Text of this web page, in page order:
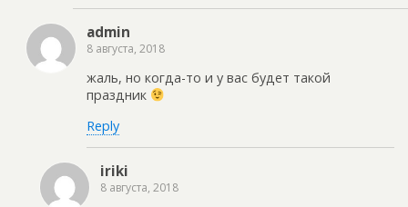
admin
8 августа, 2018
жаль, но когда-то и у вас будет такой
праздник
Reply
iriki
8 августа, 2018